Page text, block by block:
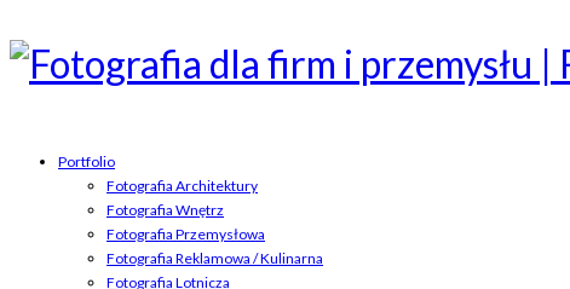
Portfolio
Fotografia Architektury
Fotografia Wnętrz
Fotografia Przemysłowa
Fotografia Reklamowa / Kulinarna
Fotografia Lotnicza